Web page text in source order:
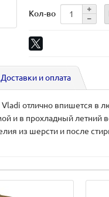
Кол-во
Доставки и оплата
отлично впишется в
и в прохладный летний
из шерсти и после